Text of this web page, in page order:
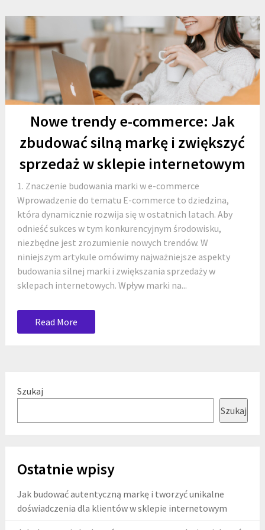
Nowe trendy e-commerce: Jak
zbudować silną markę i zwiększyć
sprzedaż w sklepie internetowym
1. Znaczenie budowania marki w e-commerce
Wprowadzenie do tematu E-commerce to dziedzina,
która dynamicznie rozwija się w ostatnich latach. Aby
odnieść sukces w tym konkurencyjnym środowisku,
niezbędne jest zrozumienie nowych trendów. W
niniejszym artykule omówimy najważniejsze aspekty
budowania silnej marki i zwiększania sprzedaży w
sklepach internetowych. Wpływ marki na...
Read More
Szukaj
Szukaj
Ostatnie wpisy
Jak budować autentyczną markę i tworzyć unikalne
doświadczenia dla klientów w sklepie internetowym